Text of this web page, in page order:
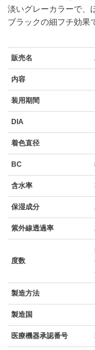
淡いグレーカラーで、
ブラックの細フチ効果
販売名
内容
装用期間
DIA
着色直径
BC
含水率
保湿成分
紫外線透過率
度数
製造方法
製造国
医療機器承認番号